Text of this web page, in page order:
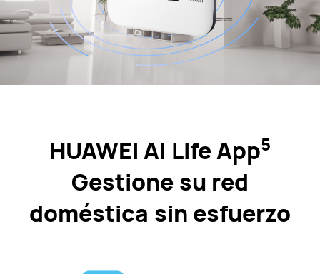
HUAWEI AI Life App5
Gestione su red
doméstica sin esfuerzo